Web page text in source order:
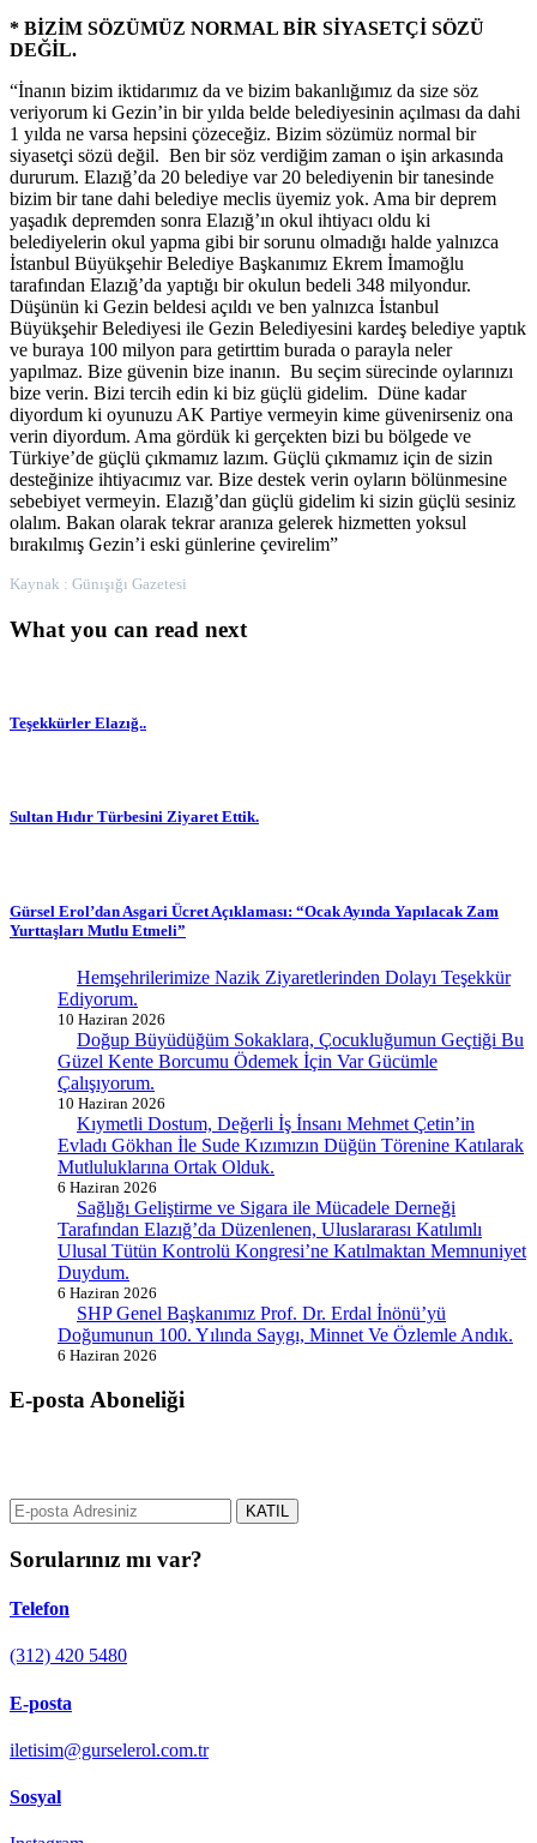
* BİZİM SÖZÜMÜZ NORMAL BİR SİYASETÇİ SÖZÜ
DEĞİL.
“İnanın bizim iktidarımız da ve bizim bakanlığımız da size söz
veriyorum ki Gezin’in bir yılda belde belediyesinin açılması da dahi
1 yılda ne varsa hepsini çözeceğiz. Bizim sözümüz normal bir
siyasetçi sözü değil. Ben bir söz verdiğim zaman o işin arkasında
dururum. Elazığ’da 20 belediye var 20 belediyenin bir tanesinde
bizim bir tane dahi belediye meclis üyemiz yok. Ama bir deprem
yaşadık depremden sonra Elazığ’ın okul ihtiyacı oldu ki
belediyelerin okul yapma gibi bir sorunu olmadığı halde yalnızca
İstanbul Büyükşehir Belediye Başkanımız Ekrem İmamoğlu
tarafından Elazığ’da yaptığı bir okulun bedeli 348 milyondur.
Düşünün ki Gezin beldesi açıldı ve ben yalnızca İstanbul
Büyükşehir Belediyesi ile Gezin Belediyesini kardeş belediye yaptık
ve buraya 100 milyon para getirttim burada o parayla neler
yapılmaz. Bize güvenin bize inanın. Bu seçim sürecinde oylarınızı
bize verin. Bizi tercih edin ki biz güçlü gidelim. Düne kadar
diyordum ki oyunuzu AK Partiye vermeyin kime güvenirseniz ona
verin diyordum. Ama gördük ki gerçekten bizi bu bölgede ve
Türkiye’de güçlü çıkmamız lazım. Güçlü çıkmamız için de sizin
desteğinize ihtiyacımız var. Bize destek verin oyların bölünmesine
sebebiyet vermeyin. Elazığ’dan güçlü gidelim ki sizin güçlü sesiniz
olalım. Bakan olarak tekrar aranıza gelerek hizmetten yoksul
bırakılmış Gezin’i eski günlerine çevirelim”
Kaynak : Günışığı Gazetesi
What you can read next
Teşekkürler Elazığ..
Sultan Hıdır Türbesini Ziyaret Ettik.
Gürsel Erol’dan Asgari Ücret Açıklaması: “Ocak Ayında Yapılacak Zam
Yurttaşları Mutlu Etmeli”
Hemşehrilerimize Nazik Ziyaretlerinden Dolayı Teşekkür
Ediyorum.
10 Haziran 2026
Doğup Büyüdüğüm Sokaklara, Çocukluğumun Geçtiği Bu
Güzel Kente Borcumu Ödemek İçin Var Gücümle
Çalışıyorum.
10 Haziran 2026
Kıymetli Dostum, Değerli İş İnsanı Mehmet Çetin’in
Evladı Gökhan İle Sude Kızımızın Düğün Törenine Katılarak
Mutluluklarına Ortak Olduk.
6 Haziran 2026
Sağlığı Geliştirme ve Sigara ile Mücadele Derneği
Tarafından Elazığ’da Düzenlenen, Uluslararası Katılımlı
Ulusal Tütün Kontrolü Kongresi’ne Katılmaktan Memnuniyet
Duydum.
6 Haziran 2026
SHP Genel Başkanımız Prof. Dr. Erdal İnönü’yü
Doğumunun 100. Yılında Saygı, Minnet Ve Özlemle Andık.
6 Haziran 2026
E-posta Aboneliği
KATIL
Sorularınız mı var?
Telefon
(312) 420 5480
E-posta
iletisim@gurselerol.com.tr
Sosyal